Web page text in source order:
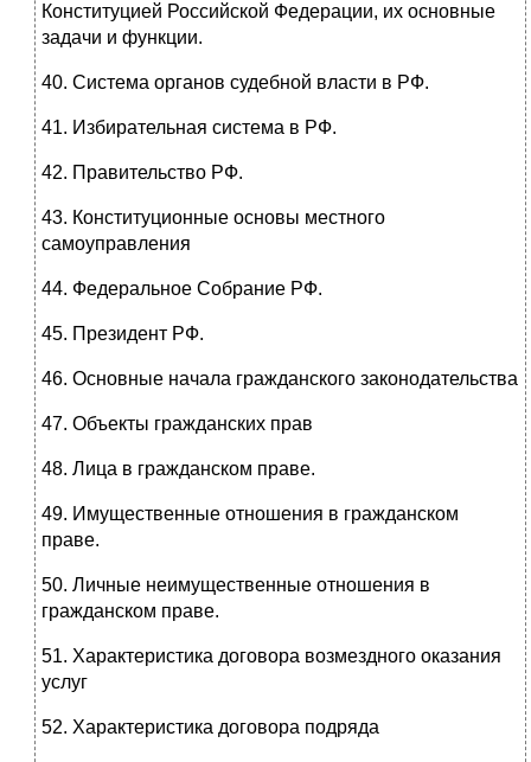
Конституцией Российской Федерации, их основные
задачи и функции.
40. Система органов судебной власти в РФ.
41. Избирательная система в РФ.
42. Правительство РФ.
43. Конституционные основы местного
самоуправления
44. Федеральное Собрание РФ.
45. Президент РФ.
46. Основные начала гражданского законодательства
47. Объекты гражданских прав
48. Лица в гражданском праве.
49. Имущественные отношения в гражданском
праве.
50. Личные неимущественные отношения в
гражданском праве.
51. Характеристика договора возмездного оказания
услуг
52. Характеристика договора подряда